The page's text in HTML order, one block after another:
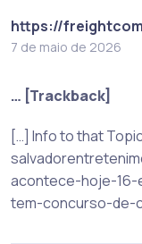
https://
7 de maio de 2026
… [Trackback]
[…] Info to that
acontece-hoje-
tem-concurso-de-